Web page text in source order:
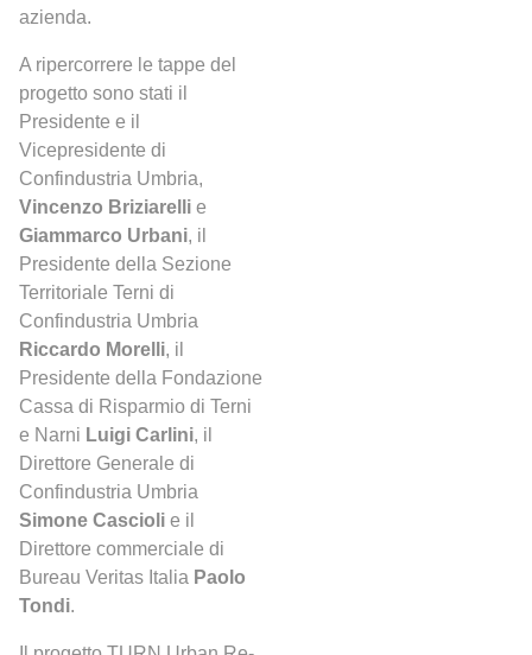
azienda.
A ripercorrere le tappe del
progetto sono stati il
Presidente e il
Vicepresidente di
Confindustria Umbria,
Vincenzo Briziarelli e
Giammarco Urbani, il
Presidente della Sezione
Territoriale Terni di
Confindustria Umbria
Riccardo Morelli, il
Presidente della Fondazione
Cassa di Risparmio di Terni
e Narni Luigi Carlini, il
Direttore Generale di
Confindustria Umbria
Simone Cascioli e il
Direttore commerciale di
Bureau Veritas Italia Paolo
Tondi.